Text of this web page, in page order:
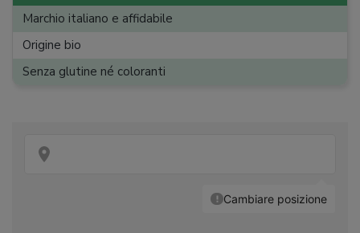
Marchio italiano e affidabile
Origine bio
Senza glutine né coloranti